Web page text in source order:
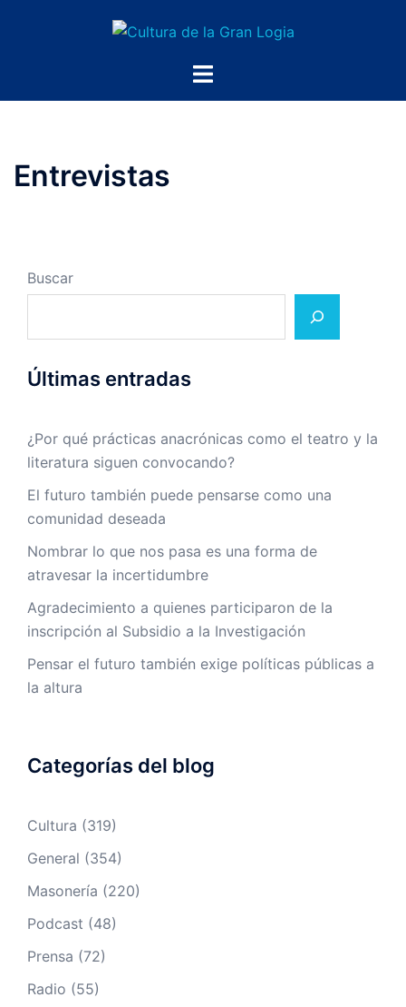
Alternar
Entrevistas
Buscar
Últimas entradas
¿Por qué prácticas anacrónicas como el teatro y la
literatura siguen convocando?
El futuro también puede pensarse como una
comunidad deseada
Nombrar lo que nos pasa es una forma de
atravesar la incertidumbre
Agradecimiento a quienes participaron de la
inscripción al Subsidio a la Investigación
Pensar el futuro también exige políticas públicas a
la altura
Categorías del blog
Cultura (319)
General (354)
Masonería (220)
Podcast (48)
Prensa (72)
Radio (55)